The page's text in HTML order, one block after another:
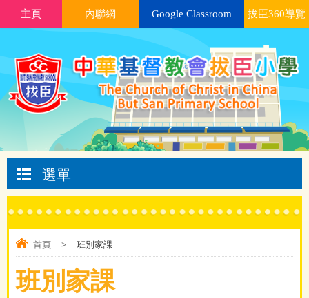
主頁 內聯網 Google Classroom 拔臣360導覽
選單
首頁 > 班別家課
班別家課